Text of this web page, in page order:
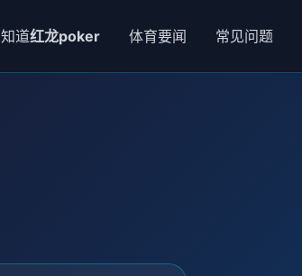
知道红龙poker 体育要闻 常见问题